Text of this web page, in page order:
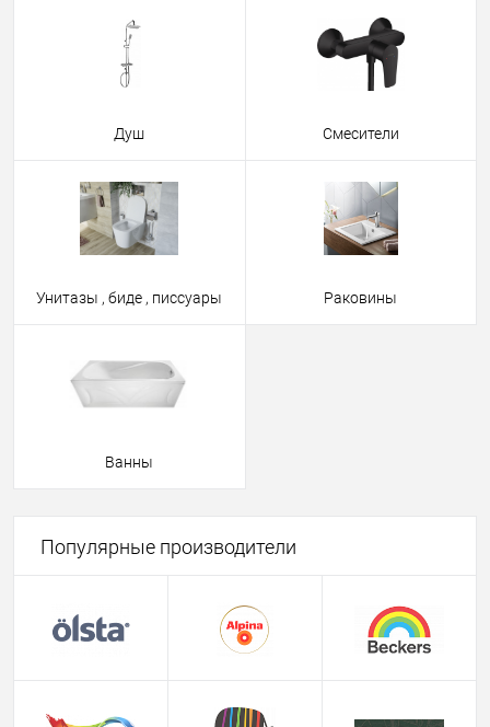
Душ Смесители
Унитазы , биде , писсуары Раковины
Ванны
Популярные производители